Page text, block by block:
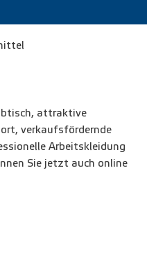
attraktive
verkaufsfördernde
Arbeitskleidung
Sie jetzt auch online